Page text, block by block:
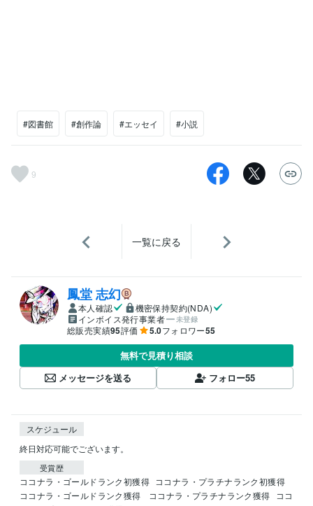
#図書館 #創作論 #エッセイ #小説
9
一覧に戻る
鳳堂 志幻
本人確認
機密保持契約(NDA)
インボイス発行事業者
未登録
総販売実績95評価 5.0フォロワー55
無料で見積り相談
メッセージを送る
フォロー55
スケジュール
終日対応可能でございます。
受賞歴
ココナラ・ゴールドランク初獲得 ココナラ・プラチナランク初獲得
ココナラ・ゴールドランク獲得
ココナラ・プラチナランク獲得
ココ